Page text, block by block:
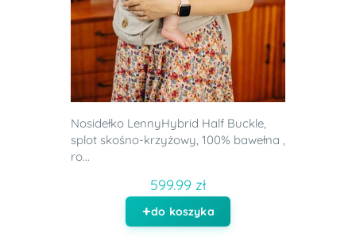
Nosidełko LennyHybrid Half Buckle,
splot skośno-krzyżowy, 100% bawełna ,
ro...
599.99 zł
do koszyka